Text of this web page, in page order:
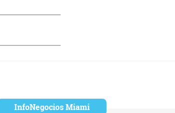
InfoNegocios Miami